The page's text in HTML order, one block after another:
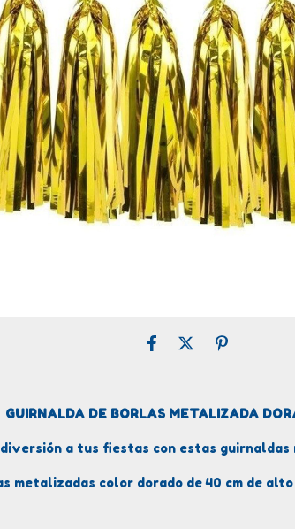
GUIRNALDA DE BORLAS METALIZADA
a tus fiestas con estas guirnaldas
metalizadas color dorado de 40 cm de alto